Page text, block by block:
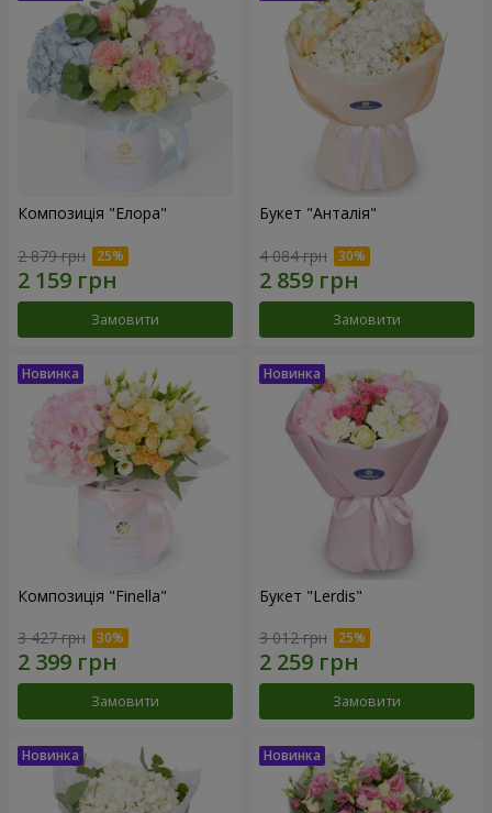
Композиція "Елора"
2 879 грн
Замовити
Букет "Анталія"
4 084 грн
Замовити
Композиція "Finella"
3 427 грн
Замовити
Букет "Lerdis"
3 012 грн
Замовити